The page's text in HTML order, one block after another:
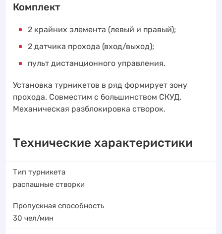
Комплект
2 крайних элемента (левый и правый);
2 датчика прохода (вход/выход);
пульт дистанционного управления.
Установка турникетов в ряд формирует зону
прохода. Совместим с большинством СКУД.
Механическая разблокировка створок.
Технические характеристики
Тип турникета
распашные створки
Пропускная способность
30 чел/мин